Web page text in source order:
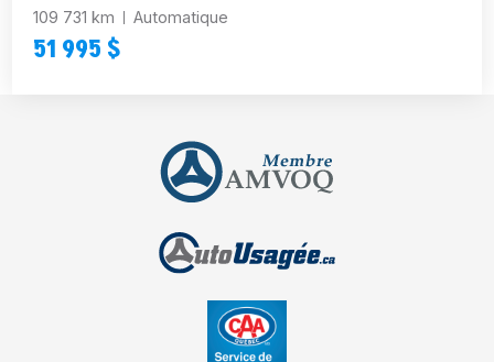
109 731 km Automatique
51 995 $